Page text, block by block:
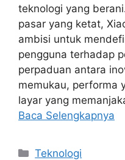
teknologi yang
pasar yang ketat,
ambisi untuk
pengguna terhadap
perpaduan antara
memukau, performa
layar yang
Baca Selengkapnya
Kategori
Teknologi